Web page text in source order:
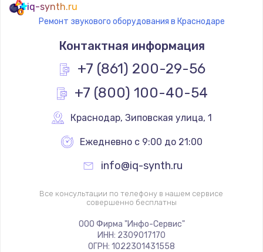
iq-synth.ru
Ремонт звукового оборудования в Краснодаре
Контактная информация
+7 (861) 200-29-56
+7 (800) 100-40-54
Краснодар, Зиповская улица, 1
Ежедневно с 9:00 до 21:00
info@iq-synth.ru
Все консультации по телефону в нашем сервисе
совершенно бесплатны
ООО Фирма "Инфо-Сервис"
ИНН: 2309017170
ОГРН: 1022301431558